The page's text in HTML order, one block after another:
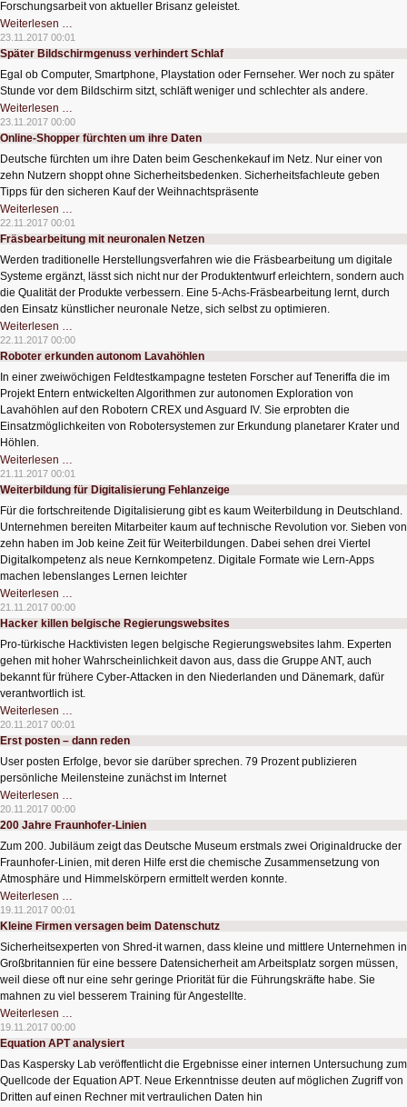
Forschungsarbeit von aktueller Brisanz geleistet.
Weiterlesen …
Nudging
–
Beeinflussung
Guten
23.11.2017 00:01
Später Bildschirmgenuss verhindert Schlaf
Egal ob Computer, Smartphone, Playstation oder Fernseher. Wer noch zu später
Stunde vor dem Bildschirm sitzt, schläft weniger und schlechter als andere.
Weiterlesen …
Bildschirmgenuss
verhindert
Schlaf
23.11.2017 00:00
Online-Shopper fürchten um ihre Daten
Deutsche fürchten um ihre Daten beim Geschenkekauf im Netz. Nur einer von
zehn Nutzern shoppt ohne Sicherheitsbedenken. Sicherheitsfachleute geben
Tipps für den sicheren Kauf der Weihnachtspräsente
Weiterlesen …
Shopper
fürchten
um
Daten
22.11.2017 00:01
Fräsbearbeitung mit neuronalen Netzen
Werden traditionelle Herstellungsverfahren wie die Fräsbearbeitung um digitale
Systeme ergänzt, lässt sich nicht nur der Produktentwurf erleichtern, sondern auch
die Qualität der Produkte verbessern. Eine 5-Achs-Fräsbearbeitung lernt, durch
den Einsatz künstlicher neuronale Netze, sich selbst zu optimieren.
Weiterlesen …
mit
neuronalen
Netzen
22.11.2017 00:00
Roboter erkunden autonom Lavahöhlen
In einer zweiwöchigen Feldtestkampagne testeten Forscher auf Teneriffa die im
Projekt Entern entwickelten Algorithmen zur autonomen Exploration von
Lavahöhlen auf den Robotern CREX und Asguard IV. Sie erprobten die
Einsatzmöglichkeiten von Robotersystemen zur Erkundung planetarer Krater und
Höhlen.
Weiterlesen …
erkunden
autonom
Lavahöhlen
21.11.2017 00:01
Weiterbildung für Digitalisierung Fehlanzeige
Für die fortschreitende Digitalisierung gibt es kaum Weiterbildung in Deutschland.
Unternehmen bereiten Mitarbeiter kaum auf technische Revolution vor. Sieben von
zehn haben im Job keine Zeit für Weiterbildungen. Dabei sehen drei Viertel
Digitalkompetenz als neue Kernkompetenz. Digitale Formate wie Lern-Apps
machen lebenslanges Lernen leichter
Weiterlesen …
für
Digitalisierung
Fehlanzeige
21.11.2017 00:00
Hacker killen belgische Regierungswebsites
Pro-türkische Hacktivisten legen belgische Regierungswebsites lahm. Experten
gehen mit hoher Wahrscheinlichkeit davon aus, dass die Gruppe ANT, auch
bekannt für frühere Cyber-Attacken in den Niederlanden und Dänemark, dafür
verantwortlich ist.
Weiterlesen …
killen
belgische
Regierungswebsites
20.11.2017 00:01
Erst posten – dann reden
User posten Erfolge, bevor sie darüber sprechen. 79 Prozent publizieren
persönliche Meilensteine zunächst im Internet
Weiterlesen …
posten
–
dann
20.11.2017 00:00
200 Jahre Fraunhofer-Linien
Zum 200. Jubiläum zeigt das Deutsche Museum erstmals zwei Originaldrucke der
Fraunhofer-Linien, mit deren Hilfe erst die chemische Zusammensetzung von
Atmosphäre und Himmelskörpern ermittelt werden konnte.
Weiterlesen …
Jahre
Fraunhofer-
Linien
19.11.2017 00:01
Kleine Firmen versagen beim Datenschutz
Sicherheitsexperten von Shred-it warnen, dass kleine und mittlere Unternehmen in
Großbritannien für eine bessere Datensicherheit am Arbeitsplatz sorgen müssen,
weil diese oft nur eine sehr geringe Priorität für die Führungskräfte habe. Sie
mahnen zu viel besserem Training für Angestellte.
Weiterlesen …
Firmen
versagen
beim
19.11.2017 00:00
Equation APT analysiert
Das Kaspersky Lab veröffentlicht die Ergebnisse einer internen Untersuchung zum
Quellcode der Equation APT. Neue Erkenntnisse deuten auf möglichen Zugriff von
Dritten auf einen Rechner mit vertraulichen Daten hin